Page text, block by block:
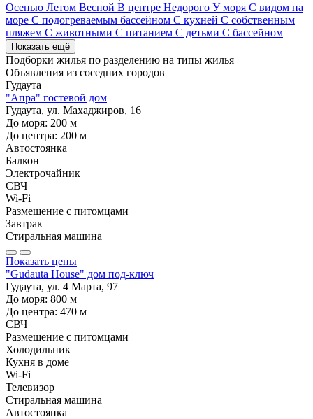
Осенью Летом Весной В центре Недорого У моря С видом на
море С подогреваемым бассейном С кухней С собственным
пляжем С животными С питанием С детьми С бассейном
Показать ещё
Подборки жилья по разделению на типы жилья
Объявления из соседних городов
Гудаута
"Апра" гостевой дом
Гудаута, ул. Махаджиров, 16
До моря: 200 м
До центра: 200 м
Автостоянка
Балкон
Электрочайник
СВЧ
Wi-Fi
Размещение с питомцами
Завтрак
Стиральная машина
Показать цены
"Gudauta House" дом под-ключ
Гудаута, ул. 4 Марта, 97
До моря: 800 м
До центра: 470 м
СВЧ
Размещение с питомцами
Холодильник
Кухня в доме
Wi-Fi
Телевизор
Стиральная машина
Автостоянка